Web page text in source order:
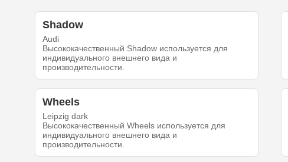
Shadow
Audi
Высококачественный Shadow используется для
индивидуального внешнего вида и
производительности.
Wheels
Leipzig dark
Высококачественный Wheels используется для
индивидуального внешнего вида и
производительности.